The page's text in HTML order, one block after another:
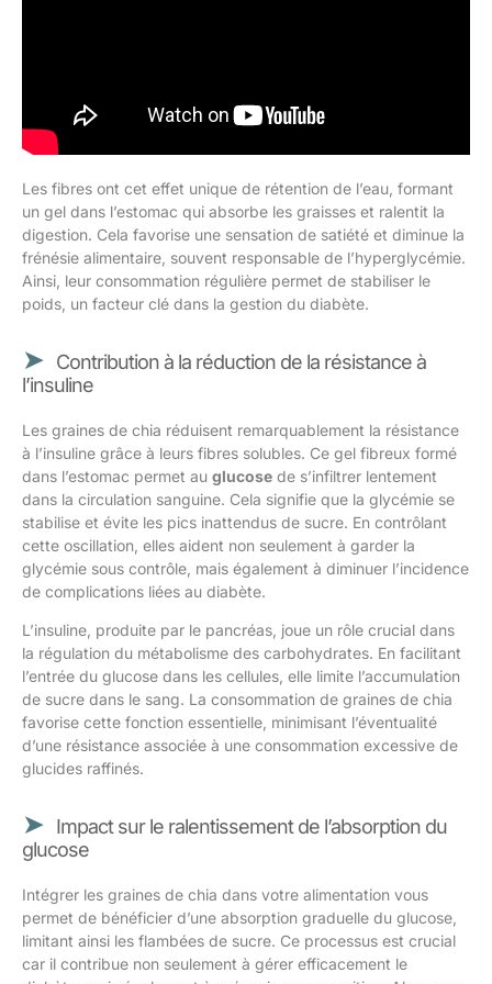
Les fibres ont cet effet unique de rétention de l’eau, formant
un gel dans l’estomac qui absorbe les graisses et ralentit la
digestion. Cela favorise une sensation de satiété et diminue la
frénésie alimentaire, souvent responsable de l’hyperglycémie.
Ainsi, leur consommation régulière permet de stabiliser le
poids, un facteur clé dans la gestion du diabète.
Contribution à la réduction de la résistance à
l’insuline
Les graines de chia réduisent remarquablement la résistance
à l’insuline grâce à leurs fibres solubles. Ce gel fibreux formé
dans l’estomac permet au glucose de s’infiltrer lentement
dans la circulation sanguine. Cela signifie que la glycémie se
stabilise et évite les pics inattendus de sucre. En contrôlant
cette oscillation, elles aident non seulement à garder la
glycémie sous contrôle, mais également à diminuer l’incidence
de complications liées au diabète.
L’insuline, produite par le pancréas, joue un rôle crucial dans
la régulation du métabolisme des carbohydrates. En facilitant
l’entrée du glucose dans les cellules, elle limite l’accumulation
de sucre dans le sang. La consommation de graines de chia
favorise cette fonction essentielle, minimisant l’éventualité
d’une résistance associée à une consommation excessive de
glucides raffinés.
Impact sur le ralentissement de l’absorption du
glucose
Intégrer les graines de chia dans votre alimentation vous
permet de bénéficier d’une absorption graduelle du glucose,
limitant ainsi les flambées de sucre. Ce processus est crucial
car il contribue non seulement à gérer efficacement le